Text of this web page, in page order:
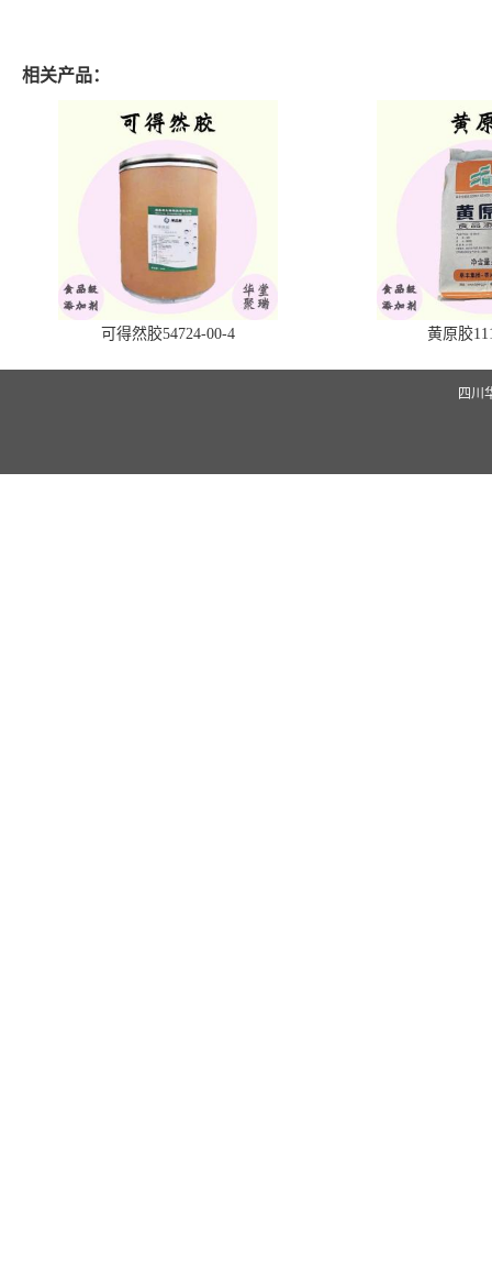
相关产品：
可得然胶54724-00-4 黄原胶
四川